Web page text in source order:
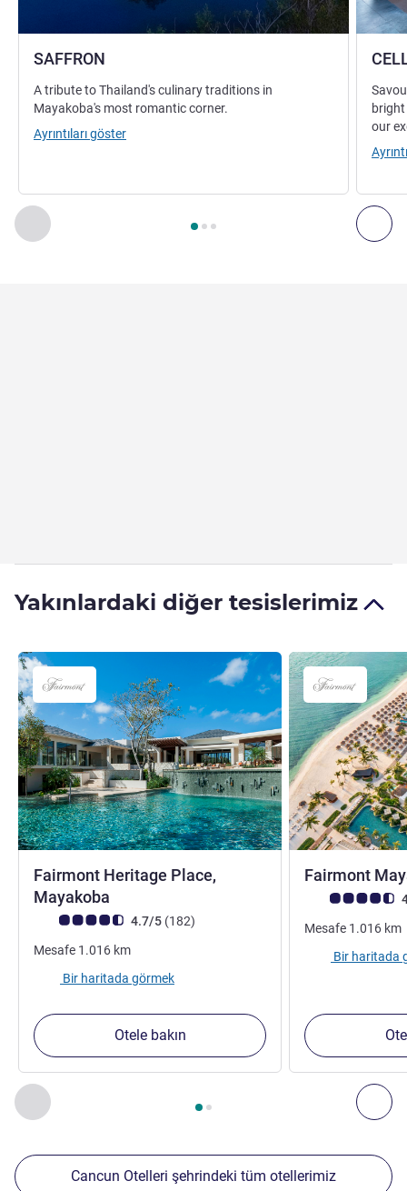
Önceki - Restoran
Sayfa , Restoran 1 : SAFFRON , Restoran 2 : CELLO
SAFFRON
A tribute to Thailand's culinary traditions in
Mayakoba's most romantic corner.
Ayrıntıları göster
our
Yakınlardaki diğer tesislerimiz
Önceki - Yakınlardaki diğer tesislerimiz
Sayfa , Yakınlardaki diğer tesislerimiz 1 :, Yakınlardaki
Fairmont Heritage Place,
Mayakoba
Avis müşterileri puanı (ALL Puanlama)
4.7/5 (182görüş
)
Mesafe 1.016 km
Bir haritada görmek
Otele bakın
Fairmont
Avis müşterileri
Mesafe 1.016 km
Bir haritada
Cancun Otelleri şehrindeki tüm otellerimiz